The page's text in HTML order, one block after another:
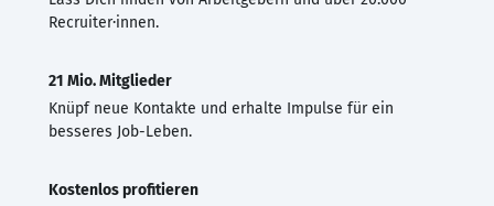
Recruiter·innen.
21 Mio. Mitglieder
Knüpf neue Kontakte und erhalte Impulse für ein
besseres Job-Leben.
Kostenlos profitieren